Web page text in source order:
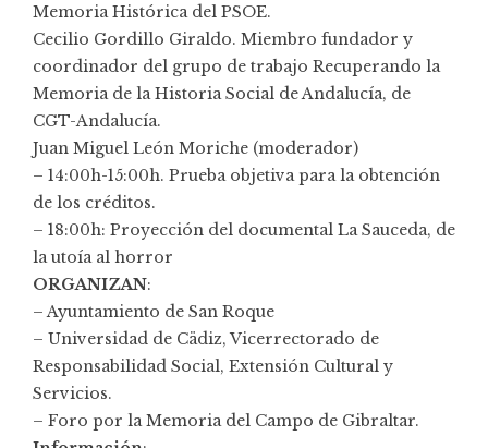
Memoria Histórica del PSOE.
Cecilio Gordillo Giraldo. Miembro fundador y
coordinador del grupo de trabajo Recuperando la
Memoria de la Historia Social de Andalucía, de
CGT-Andalucía.
Juan Miguel León Moriche (moderador)
– 14:00h-15:00h. Prueba objetiva para la obtención
de los créditos.
– 18:00h: Proyección del documental La Sauceda, de
la utoía al horror
ORGANIZAN:
– Ayuntamiento de San Roque
– Universidad de Cädiz, Vicerrectorado de
Responsabilidad Social, Extensión Cultural y
Servicios.
– Foro por la Memoria del Campo de Gibraltar.